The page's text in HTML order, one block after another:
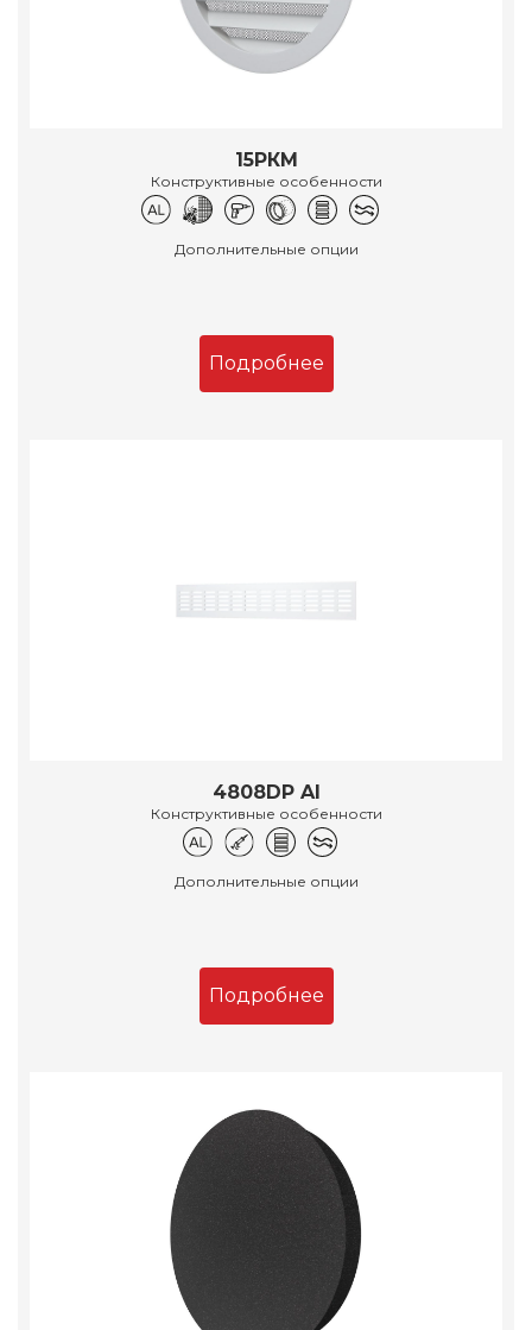
15РКМ
Конструктивные особенности
Дополнительные опции
Подробнее
4808DP Al
Конструктивные особенности
Дополнительные опции
Подробнее